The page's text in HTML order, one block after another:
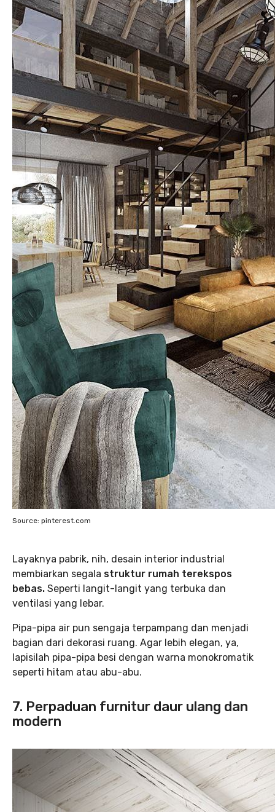
Source: pinterest.com
Layaknya pabrik, nih, desain interior industrial
membiarkan segala struktur rumah terekspos
bebas. Seperti langit-langit yang terbuka dan
ventilasi yang lebar.
Pipa-pipa air pun sengaja terpampang dan menjadi
bagian dari dekorasi ruang. Agar lebih elegan, ya,
lapisilah pipa-pipa besi dengan warna monokromatik
seperti hitam atau abu-abu.
7. Perpaduan furnitur daur ulang dan
modern